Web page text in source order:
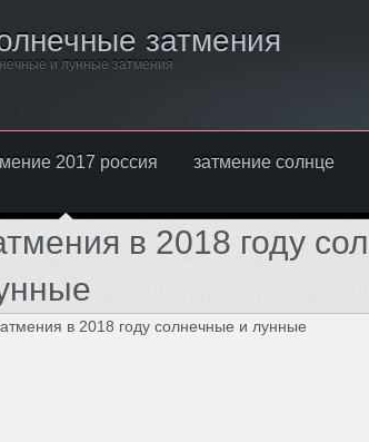
затмения
и лунные затмения
2017 россия затмение солнце
в 2018 году